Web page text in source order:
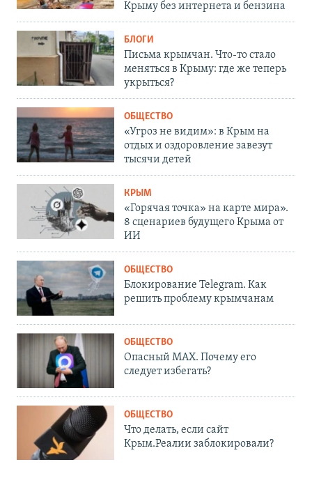
Крыму без интернета и бензина
БЛОГИ
Письма крымчан. Что-то стало
меняться в Крыму: где же теперь
укрыться?
ОБЩЕСТВО
«Угроз не видим»: в Крым на
отдых и оздоровление завезут
тысячи детей
КРЫМ
«Горячая точка» на карте мира».
8 сценариев будущего Крыма от
ИИ
ОБЩЕСТВО
Блокирование Telegram. Как
решить проблему крымчанам
ОБЩЕСТВО
Опасный MAX. Почему его
следует избегать?
ОБЩЕСТВО
Что делать, если сайт
Крым.Реалии заблокировали?